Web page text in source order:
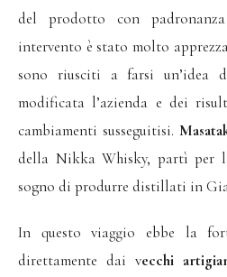
del prodotto con
intervento è stato molto
sono riusciti a farsi un’idea
modificata l’azienda e dei
cambiamenti susseguitisi.
della Nikka Whisky, partì per
sogno di produrre distillati in
In questo viaggio ebbe la
direttamente dai vecchi